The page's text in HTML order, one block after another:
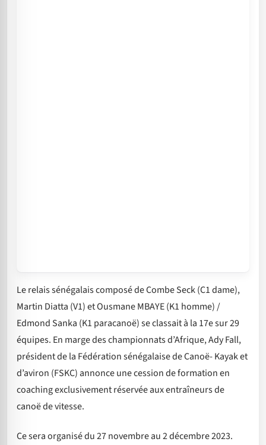
Le relais sénégalais composé de Combe Seck (C1 dame),
Martin Diatta (V1) et Ousmane MBAYE (K1 homme) /
Edmond Sanka (K1 paracanoë) se classait à la 17e sur 29
équipes. En marge des championnats d’Afrique, Ady Fall,
président de la Fédération sénégalaise de Canoë- Kayak et
d’aviron (FSKC) annonce une cession de formation en
coaching exclusivement réservée aux entraîneurs de
canoë de vitesse.
Ce sera organisé du 27 novembre au 2 décembre 2023.